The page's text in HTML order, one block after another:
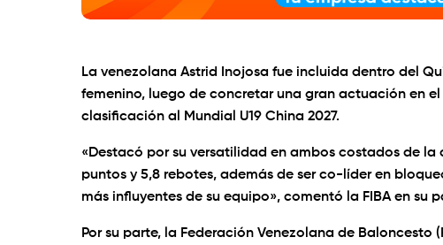
La venezolana Astrid Inojosa fue incluida dentro del
femenino, luego de concretar una gran actuación en
clasificación al Mundial U19 China 2027.
«Destacó por su versatilidad en ambos costados de
puntos y 5,8 rebotes, además de ser co-líder en
más influyentes de su equipo», comentó la FIBA en su
Por su parte, la Federación Venezolana de